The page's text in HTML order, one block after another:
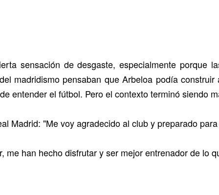
sensación de desgaste, especialmente porque
madridismo pensaban que Arbeloa podía
entender el fútbol. Pero el contexto terminó siendo
Madrid: "Me voy agradecido al club y preparado
me han hecho disfrutar y ser mejor entrenador de lo